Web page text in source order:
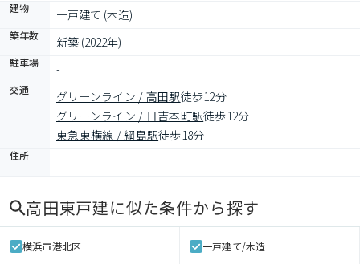
建物 一戸建て (木造)
築年数 新築 (2022年)
駐車場 -
交通 グリーンライン / 高田駅徒歩12分
グリーンライン / 日吉本町駅徒歩12分
東急東横線 / 綱島駅徒歩18分
住所
高田東戸建に似た条件から探す
横浜市港北区 一戸建て/木造